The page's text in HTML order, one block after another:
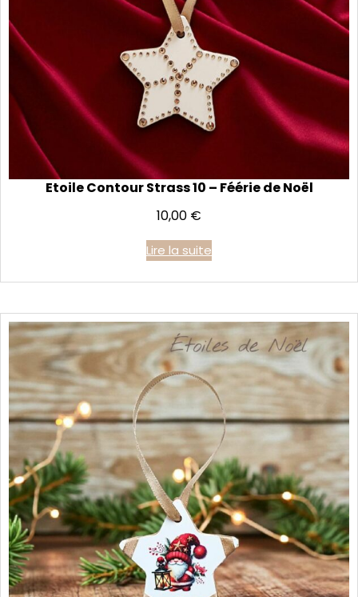
Etoile Contour Strass 10 – Féérie de Noël
10,00 €
Lire la suite